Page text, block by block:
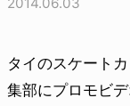
タイのスケート
集部にプロモビデ